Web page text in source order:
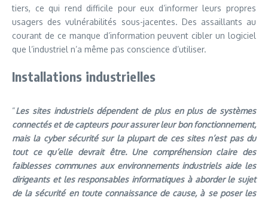
tiers, ce qui rend difficile pour eux d’informer leurs propres
usagers des vulnérabilités sous-jacentes. Des assaillants au
courant de ce manque d’information peuvent cibler un logiciel
que l’industriel n’a même pas conscience d’utiliser.
Installations industrielles
“Les sites industriels dépendent de plus en plus de systèmes
connectés et de capteurs pour assurer leur bon fonctionnement,
mais la cyber sécurité sur la plupart de ces sites n’est pas du
tout ce qu’elle devrait être. Une compréhension claire des
faiblesses communes aux environnements industriels aide les
dirigeants et les responsables informatiques à aborder le sujet
de la sécurité en toute connaissance de cause, à se poser les